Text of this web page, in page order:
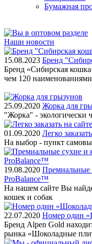
Бумажная
Наши новости
15.08.2023 Бренд
Бренд «Сибирская
чем 120
25.09.2020 Жорка для
"Жорка" - экологически
01.09.2020 Легко
На выбор - пункт
19.08.2020 Премиальные
ProBalance™
На нашем сайте Вы
кошек и собак
22.07.2020 Номер один
Бренд Alpen Gold
рынка «Шоколадные